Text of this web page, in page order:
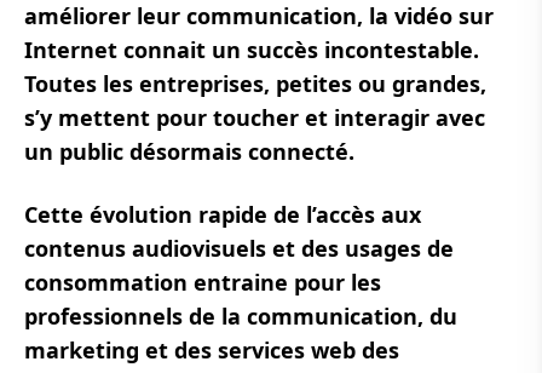
améliorer leur communication, la vidéo sur
Internet connait un succès incontestable.
Toutes les entreprises, petites ou grandes,
s’y mettent pour toucher et interagir avec
un public désormais connecté.
Cette évolution rapide de l’accès aux
contenus audiovisuels et des usages de
consommation entraine pour les
professionnels de la communication, du
marketing et des services web des